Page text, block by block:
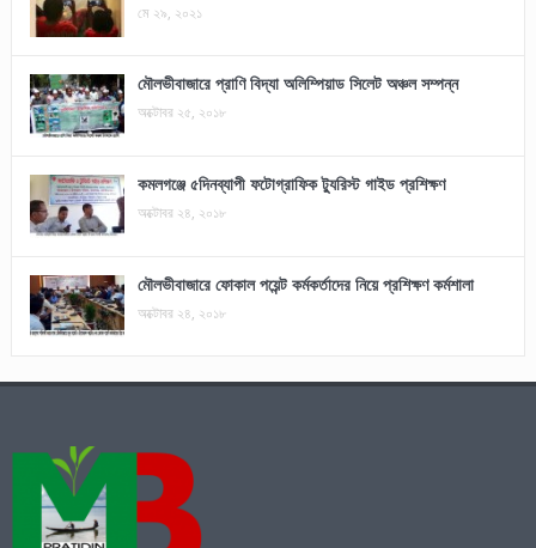
মে ২৯, ২০২১
মৌলভীবাজারে প্রাণি বিদ্যা অলিম্পিয়াড সিলেট অঞ্চল সম্পন্ন
অক্টোবর ২৫, ২০১৮
কমলগঞ্জে ৫দিনব্যাপী ফটোগ্রাফিক ট্যুরিস্ট গাইড প্রশিক্ষণ
অক্টোবর ২৪, ২০১৮
মৌলভীবাজারে ফোকাল পয়েন্ট কর্মকর্তাদের নিয়ে প্রশিক্ষণ কর্মশালা
অক্টোবর ২৪, ২০১৮